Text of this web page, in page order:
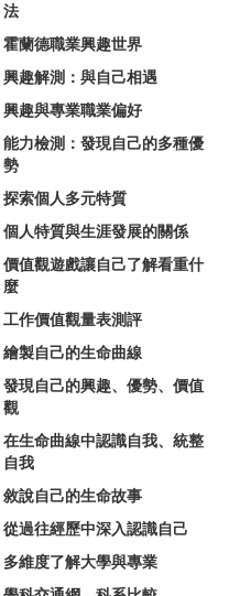
法
霍蘭德職業興趣世界
興趣解測：與自己相遇
興趣與專業職業偏好
能力檢測：發現自己的多種優
勢
探索個人多元特質
個人特質與生涯發展的關係
價值觀遊戲讓自己了解看重什
麼
工作價值觀量表測評
繪製自己的生命曲線
發現自己的興趣、優勢、價值
觀
在生命曲線中認識自我、統整
自我
敘說自己的生命故事
從過往經歷中深入認識自己
多維度了解大學與專業